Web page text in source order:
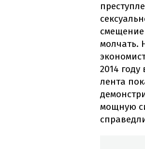
молчать.
2014
лента
мощную